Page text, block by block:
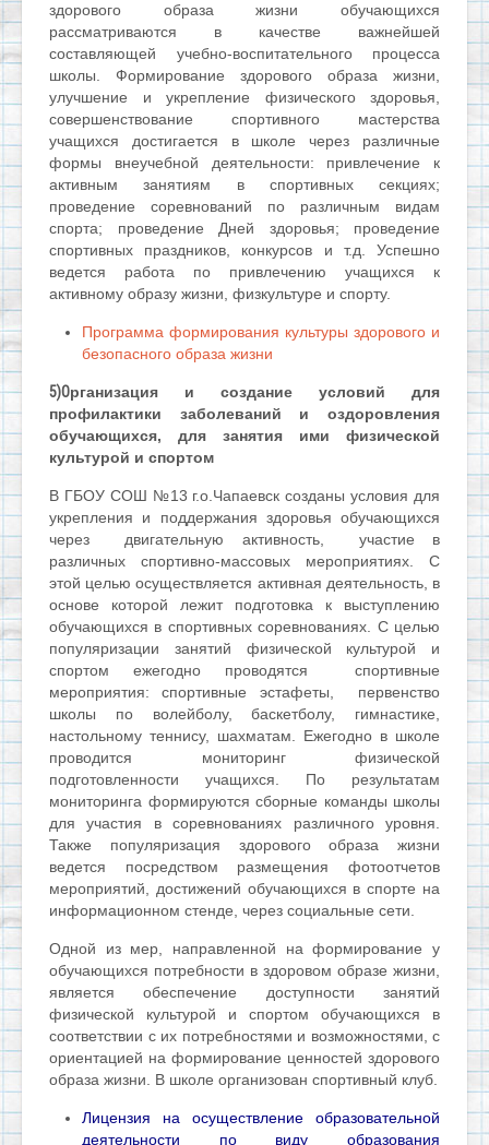
здорового образа жизни обучающихся
рассматриваются в качестве важнейшей
составляющей учебно-воспитательного процесса
школы. Формирование здорового образа жизни,
улучшение и укрепление физического здоровья,
совершенствование спортивного мастерства
учащихся достигается в школе через различные
формы внеучебной деятельности: привлечение к
активным занятиям в спортивных секциях;
проведение соревнований по различным видам
спорта; проведение Дней здоровья; проведение
спортивных праздников, конкурсов и т.д. Успешно
ведется работа по привлечению учащихся к
активному образу жизни, физкультуре и спорту.
Программа формирования культуры здорового и
безопасного образа жизни
5)Организация и создание условий для
профилактики заболеваний и оздоровления
обучающихся, для занятия ими физической
культурой и спортом
В ГБОУ СОШ №13 г.о.Чапаевск созданы условия для
укрепления и поддержания здоровья обучающихся
через двигательную активность, участие в
различных спортивно-массовых мероприятиях. С
этой целью осуществляется активная деятельность, в
основе которой лежит подготовка к выступлению
обучающихся в спортивных соревнованиях. С целью
популяризации занятий физической культурой и
спортом ежегодно проводятся спортивные
мероприятия: спортивные эстафеты, первенство
школы по волейболу, баскетболу, гимнастике,
настольному теннису, шахматам. Ежегодно в школе
проводится мониторинг физической
подготовленности учащихся. По результатам
мониторинга формируются сборные команды школы
для участия в соревнованиях различного уровня.
Также популяризация здорового образа жизни
ведется посредством размещения фотоотчетов
мероприятий, достижений обучающихся в спорте на
информационном стенде, через социальные сети.
Одной из мер, направленной на формирование у
обучающихся потребности в здоровом образе жизни,
является обеспечение доступности занятий
физической культурой и спортом обучающихся в
соответствии с их потребностями и возможностями, с
ориентацией на формирование ценностей здорового
образа жизни. В школе организован спортивный клуб.
Лицензия на осуществление образовательной
деятельности по виду образования